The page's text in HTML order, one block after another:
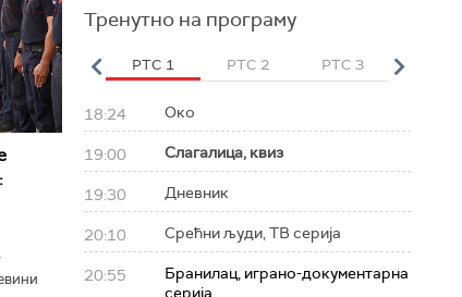
Тренутно на програму
РТС HD РТС 1 РТС 2 РТС 3 РТС
18:24 Око
19:00 Слагалица, квиз
19:30 Дневник
20:10 Срећни људи, ТВ серија
20:55
Бранилац, играно-документарна
серија